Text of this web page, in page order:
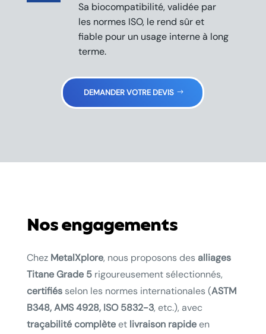
Sa biocompatibilité, validée par
les normes ISO, le rend sûr et
fiable pour un usage interne à long
terme.
DEMANDER VOTRE DEVIS
Nos engagements
Chez MetalXplore, nous proposons desalliages
Titane Grade 5rigoureusement sélectionnés,
certifiésselon les normes internationales (ASTM
B348, AMS 4928, ISO 5832-3, etc.), avec
traçabilité complèteet livraison rapideen